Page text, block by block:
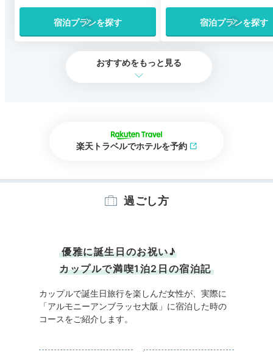
宿泊プランを探す 宿泊プランを探す
おすすめをもっと見る
楽天トラベルでホテルを予約
過ごし方
優雅に誕生日のお祝い♪
カップルで満喫1泊2日の宿泊記
カップルで誕生日旅行を楽しんだ女性が、実際に
「アルモニーアンブラッセ大阪」に宿泊した時の
コースをご紹介します。